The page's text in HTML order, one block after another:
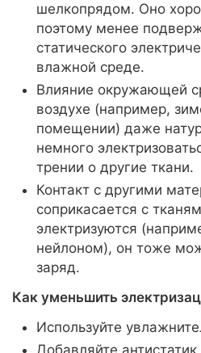
шелкопрядом. Оно
поэтому менее
статического
влажной среде.
Влияние окружающей
воздухе (например,
помещении) даже
немного
трении о другие ткани.
Контакт с другими
соприкасается с
электризуются
нейлоном), он тоже
заряд.
Как уменьшить
Используйте